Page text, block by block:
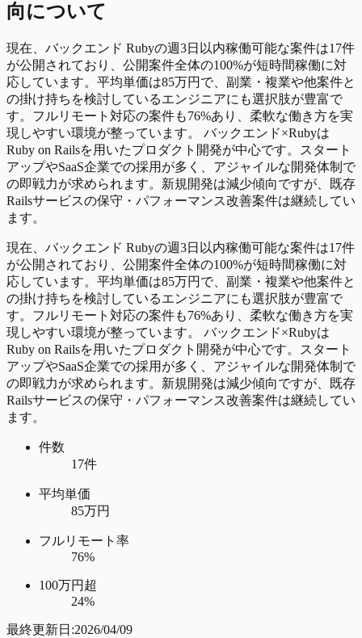
向について
現在、バックエンド Rubyの週3日以内稼働可能な案件は17件
が公開されており、公開案件全体の100%が短時間稼働に対
応しています。平均単価は85万円で、副業・複業や他案件と
の掛け持ちを検討しているエンジニアにも選択肢が豊富で
す。フルリモート対応の案件も76%あり、柔軟な働き方を実
現しやすい環境が整っています。 バックエンド×Rubyは
Ruby on Railsを用いたプロダクト開発が中心です。スタート
アップやSaaS企業での採用が多く、アジャイルな開発体制で
の即戦力が求められます。新規開発は減少傾向ですが、既存
Railsサービスの保守・パフォーマンス改善案件は継続してい
ます。
現在、バックエンド Rubyの週3日以内稼働可能な案件は17件
が公開されており、公開案件全体の100%が短時間稼働に対
応しています。平均単価は85万円で、副業・複業や他案件と
の掛け持ちを検討しているエンジニアにも選択肢が豊富で
す。フルリモート対応の案件も76%あり、柔軟な働き方を実
現しやすい環境が整っています。 バックエンド×Rubyは
Ruby on Railsを用いたプロダクト開発が中心です。スタート
アップやSaaS企業での採用が多く、アジャイルな開発体制で
の即戦力が求められます。新規開発は減少傾向ですが、既存
Railsサービスの保守・パフォーマンス改善案件は継続してい
ます。
件数
17件
平均単価
85万円
フルリモート率
76%
100万円超
24%
最終更新日:2026/04/09